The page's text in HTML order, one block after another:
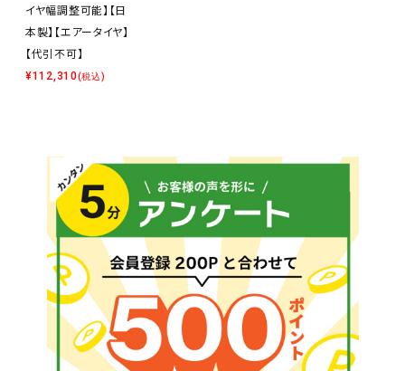
イヤ幅調整可能】【日
本製】【エアータイヤ】
【代引不可】
¥112,310(税込)